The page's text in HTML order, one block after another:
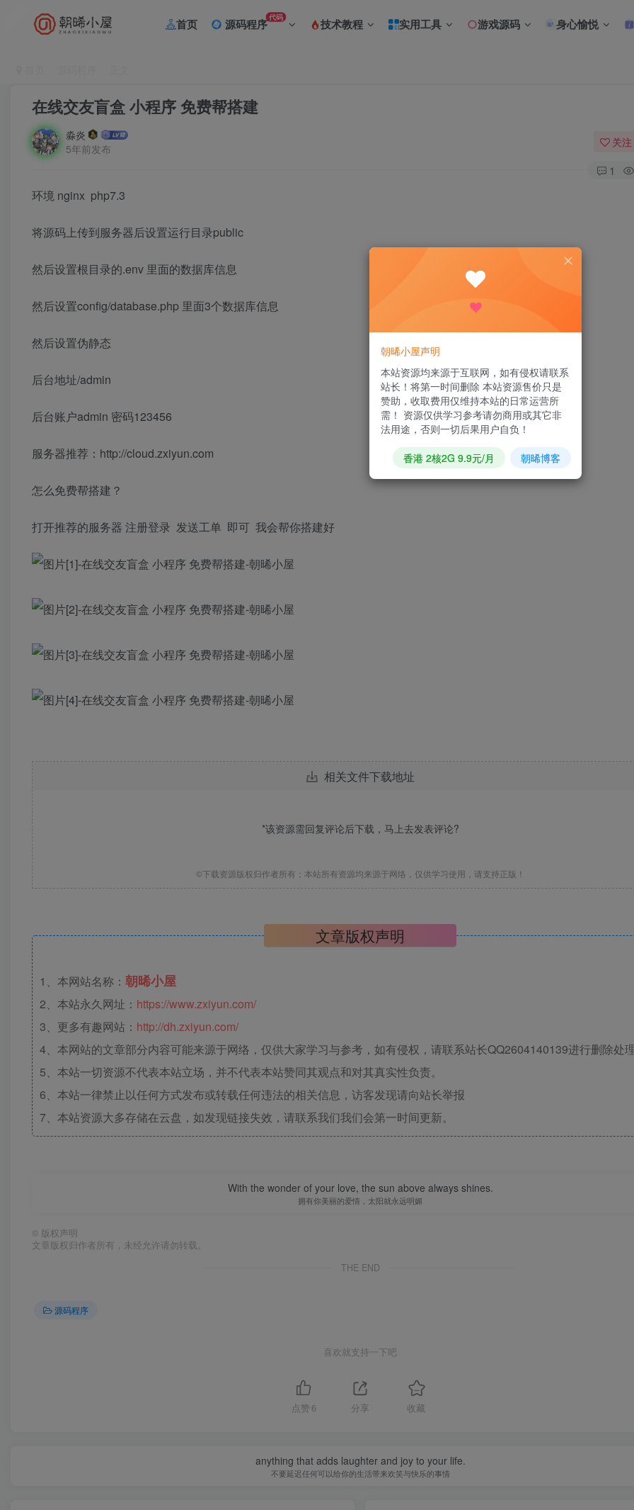
首页 源码程序代码 技术教程 实用工具 游戏源码 身心愉悦
在线交友盲盒 小程序 免费帮搭建
淼炎
5年前发布
关注
1
环境 nginx php7.3
将源码上传到服务器后设置运行目录public
然后设置根目录的.env 里面的数据库信息
然后设置config/database.php 里面3个数据库信息
然后设置伪静态
后台地址/admin
后台账户admin 密码123456
服务器推荐：http://cloud.zxiyun.com
怎么免费帮搭建？
打开推荐的服务器 注册登录 发送工单 即可 我会帮你搭建好
相关文件下载地址
*该资源需回复评论后下载，马上去发表评论?
©下载资源版权归作者所有；本站所有资源均来源于网络，仅供学习使用，请支持正版！
文章版权声明
1、本网站名称： 朝晞小屋
2、本站永久网址： https://www.zxiyun.com/
3、更多有趣网站： http://dh.zxiyun.com/
4、本网站的文章部分内容可能来源于网络，仅供大家学习与参考，如有侵权，请联系站长QQ2604140139进行删除处
5、本站一切资源不代表本站立场，并不代表本站赞同其观点和对其真实性负责。
6、本站一律禁止以任何方式发布或转载任何违法的相关信息，访客发现请向站长举报
7、本站资源大多存储在云盘，如发现链接失效，请联系我们我们会第一时间更新。
With the wonder of your love, the sun above always shines.
拥有你美丽的爱情，太阳就永远明媚
© 版权声明
文章版权归作者所有，未经允许请勿转载。
THE END
源码程序
喜欢就支持一下吧
点赞 6 分享 收藏
anything that adds laughter and joy to your life.
不要延迟任何可以给你的生活带来欢笑与快乐的事情
朝晞小屋声明
本站资源均来源于互联网，如有侵权请联系
站长！将第一时间删除 本站资源售价只是
赞助，收取费用仅维持本站的日常运营所
需！ 资源仅供学习参考请勿商用或其它非
法用途，否则一切后果用户自负！
香港 2核2G 9.9元/月 朝晞博客